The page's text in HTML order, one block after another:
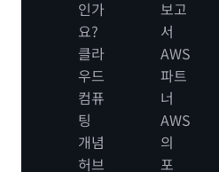
인가
요?
클라
우드
컴퓨
팅
개념
허브
보고
서
AWS
파트
너
AWS
의
포